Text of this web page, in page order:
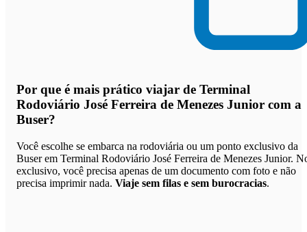
Por que é mais prático viajar de Terminal
Rodoviário José Ferreira de Menezes Junior com a
Buser?
Você escolhe se embarca na rodoviária ou um ponto exclusivo da
Buser em Terminal Rodoviário José Ferreira de Menezes Junior.
exclusivo, você precisa apenas de um documento com foto e não
precisa imprimir nada. Viaje sem filas e sem burocracias.